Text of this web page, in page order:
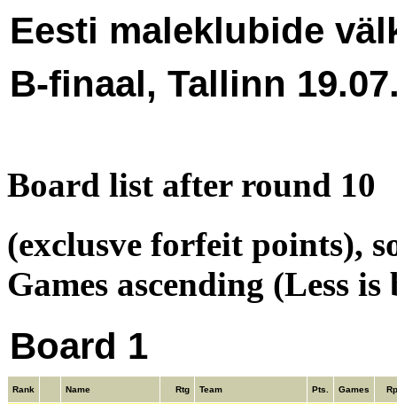
Eesti maleklubide
B-finaal, Tallinn
Board list after round 10
(exclusve forfeit points),
Games ascending (Less
Board 1
Rank Name Rtg Team Pts. Games Rp